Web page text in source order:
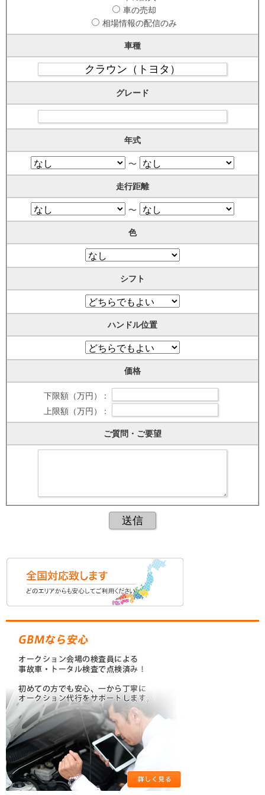
車の売却
相場情報の配信のみ
車種
グレード
年式
〜
走行距離
〜
色
シフト
ハンドル位置
価格
下限額（万円） :
上限額（万円） :
ご質問・ご要望